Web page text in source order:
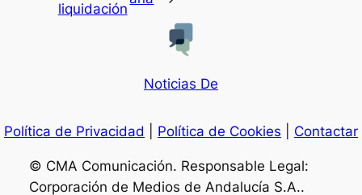
liquidación
Noticias De
Política de Privacidad Política de Cookies Contactar
© CMA Comunicación. Responsable Legal:
Corporación de Medios de Andalucía S.A..